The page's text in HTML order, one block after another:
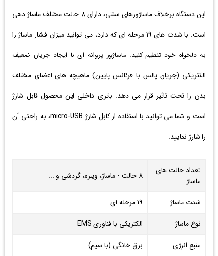
این دستگاه برخلاف ماساژورهای سنتی، دارای 8 حالت مختلف ماساژ دهی
است. با شدت های 19 مرحله ای که دارد، می توانید میزان فشار ماساژ را
به دلخواه خود تنظیم کنید. ماساژور پروانه ای با ایجاد جریان ضعیف
الکتریکی (جریان پالس با فرکانس پایین) ماهیچه های اعضای مختلف
بدن را تحت تاثیر قرار می دهد. باتری داخلی این محصول قابل شارژ
است و شما می توانید با استفاده از کابل شارژ micro-USB، به راحتی آن
را شارژ نمایید.
تعداد حالت های
ماساژ
8 حالت - ماساژ، ویبره، گردشی و ...
شدت ماساژ
19 مرحله ای
نوع ماساژ
الکتریکی با فناوری EMS
منبع انرژی
برق خانگی (با سیم)